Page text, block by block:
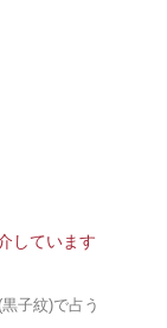
しています
子紋)で占う